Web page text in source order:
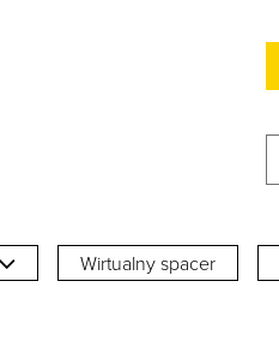
Wirtualny spacer